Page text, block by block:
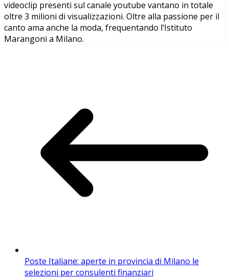
videoclip presenti sul canale youtube vantano in totale
oltre 3 milioni di visualizzazioni. Oltre alla passione per il
canto ama anche la moda, frequentando l’Istituto
Marangoni a Milano.
Poste Italiane: aperte in provincia di Milano le
selezioni per consulenti finanziari